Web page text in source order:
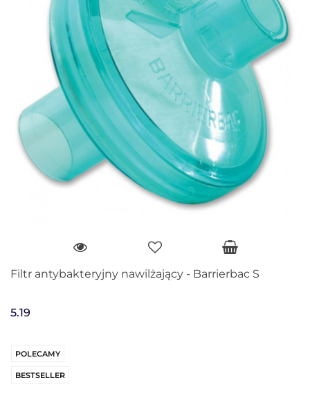
Filtr antybakteryjny nawilżający - Barrierbac S
5.19
POLECAMY
BESTSELLER